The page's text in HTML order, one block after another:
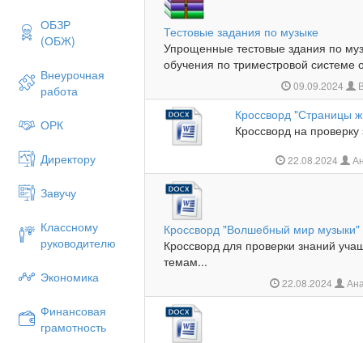
ОБЗР
(ОБЖ)
Внеурочная
работа
ОРК
Директору
Завучу
Классному
руководителю
Экономика
Финансовая
грамотность
Тестовые задания по музыке
Упрощенные тестовые здания по
обучения по триместровой системе
09.09.2024
Кроссворд "Страницы
Кроссворд на
22.08.2024
Кроссворд "Волшебный мир музыки"
Кроссворд для проверки знаний
темам...
22.08.2024